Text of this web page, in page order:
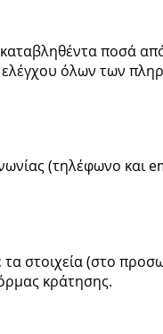
ποσά
όλων των
(τηλέφωνο
τα στοιχεία (στο
κράτησης.